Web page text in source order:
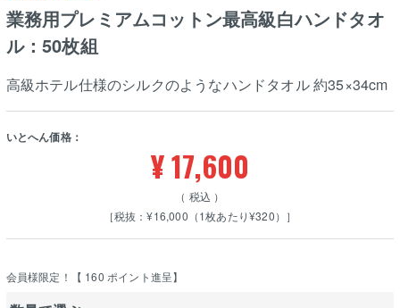
業務用プレミアムコットン最高級白ハンドタオ
ル：50枚組
高級ホテル仕様のシルクのようなハンドタオル 約35×34cm
いとへん価格：
¥17,600
税込
［税抜：¥16,000（1枚あたり¥320）］
会員様限定！【 160 ポイント進呈】